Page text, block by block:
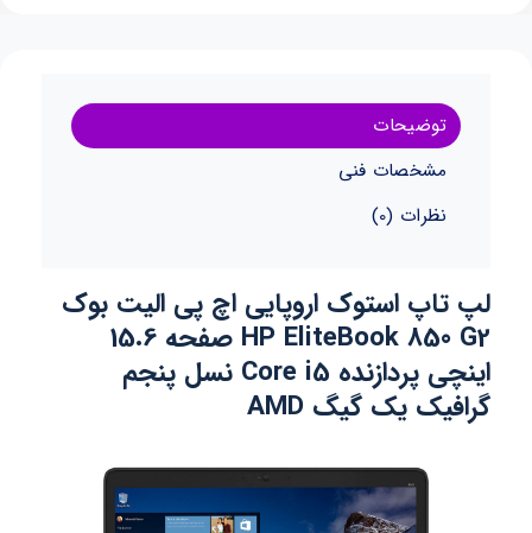
توضیحات
مشخصات فنی
نظرات (0)
لپ تاپ استوک اروپایی اچ پی الیت بوک
HP EliteBook 850 G2 صفحه 15.6
اینچی پردازنده Core i5 نسل پنجم
گرافیک یک گیگ AMD